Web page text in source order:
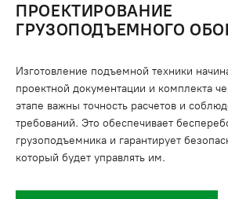
ПРОЕКТИРОВАНИЕ
ГРУЗОПОДЪЕМНОГО
Изготовление подъемной техники
проектной документации и комплекта
этапе важны точность расчетов и
требований. Это обеспечивает
грузоподъемника и гарантирует
который будет управлять им.